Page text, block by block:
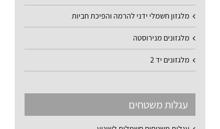
מלגזון חשמלי ידני להרמה והפיכת חביות
מלגזונים מנירוסטה
מלגזונים יד 2
עגלות משטחים